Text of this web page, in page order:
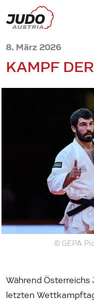
8. März 2026
KAMPF
© GEPA
Während
letzten